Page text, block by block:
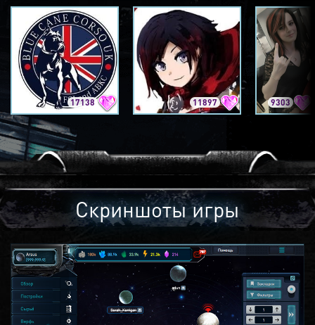
17138 11897 9303
Скриншоты игры